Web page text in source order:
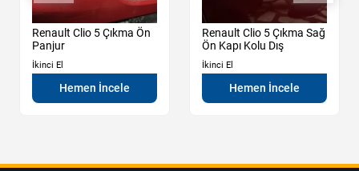
Renault Clio 5 Çıkma Ön
Panjur
İkinci El
Hemen İncele
Renault Clio 5 Çıkma Sağ
Ön Kapı Kolu Dış
İkinci El
Hemen İncele